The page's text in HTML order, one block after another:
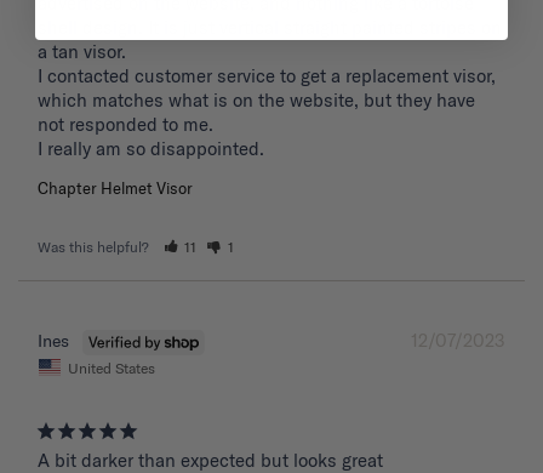
a tan visor.
I contacted customer service to get a replacement visor,
which matches what is on the website, but they have
not responded to me.
I really am so disappointed.
Chapter Helmet Visor
Was this helpful? 11 1
12/07/2023
Ines
United States
A bit darker than expected but looks great